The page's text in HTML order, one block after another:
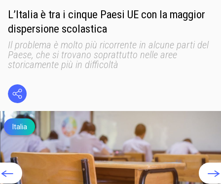
L’Italia è tra i cinque Paesi UE con la maggior
dispersione scolastica
Il problema è molto più ricorrente in alcune parti del
Paese, che si trovano soprattutto nelle aree
storicamente più in difficoltà
Italia